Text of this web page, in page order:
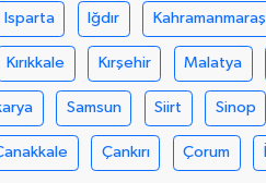
Isparta Iğdır Kahramanmaraş
Kırıkkale Kırşehir Malatya
Samsun Siirt Sinop
Çankırı Çorum